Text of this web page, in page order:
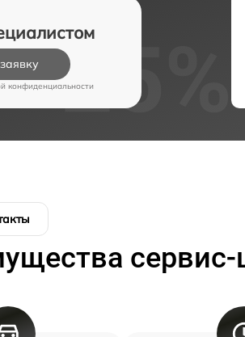
конфиденциальности
сервис-